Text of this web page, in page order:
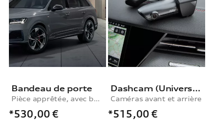
Bandeau de porte
Pièce apprêtée, avec baguette de porte décorative en carbone, arrière gauche
*530,00 €
Dashcam (Universal Traffic Recorder 2.0)
Caméras avant et arrière
*515,00 €